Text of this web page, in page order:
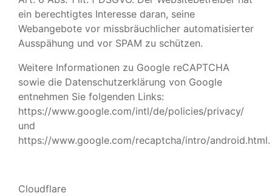
ein berechtigtes Interesse daran, seine
Webangebote vor missbräuchlicher automatisierter
Ausspähung und vor SPAM zu schützen.
Weitere Informationen zu Google reCAPTCHA
sowie die Datenschutzerklärung von Google
entnehmen Sie folgenden Links:
https://www.google.com/intl/de/policies/privacy/
und
https://www.google.com/recaptcha/intro/android.html.
Cloudflare